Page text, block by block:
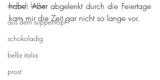
einfach lecker
aus dem suppentopf
schokoladig
bella italia
prost
habe. Aber abgelenkt durch die Feiertage
kam mir die Zeit gar nicht so lange vor.